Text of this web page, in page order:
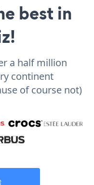
best in
a half million
continent
of course not)